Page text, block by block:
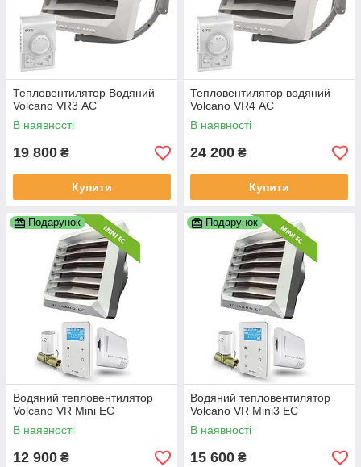
Тепловентилятор Водяний
Volcano VR3 АС
В наявності
19 800 ₴
Купити
Тепловентилятор водяний
Volcano VR4 АС
В наявності
24 200 ₴
Купити
Подарунок
Водяний тепловентилятор
Volcano VR Mini EC
В наявності
12 900 ₴
Подарунок
Водяний тепловентилятор
Volcano VR Mini3 EC
В наявності
15 600 ₴